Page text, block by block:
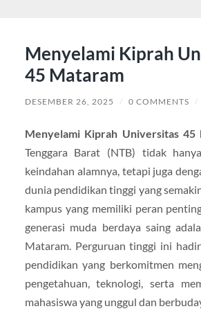
Menyelami Kiprah
45 Mataram
DESEMBER 26, 2025 / 0 COMMENTS /
Menyelami Kiprah Universitas 45
Tenggara Barat (NTB) tidak
keindahan alamnya, tetapi juga
dunia pendidikan tinggi yang
kampus yang memiliki peran
generasi muda berdaya saing
Mataram. Perguruan tinggi ini
pendidikan yang berkomitmen
pengetahuan, teknologi, serta
mahasiswa yang unggul dan